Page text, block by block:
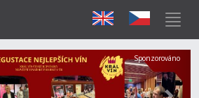
Další
Sponzorováno